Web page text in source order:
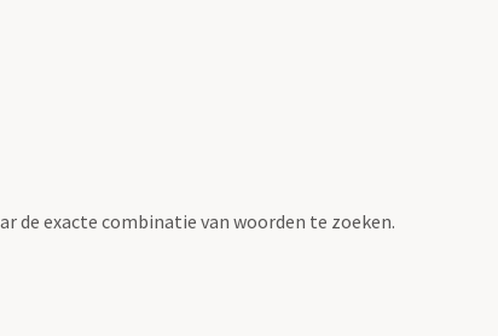
de exacte combinatie van woorden te zoeken.